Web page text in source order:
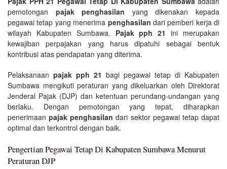
pemotongan pajak penghasilan yang dikenakan kepada
pegawai tetap yang menerima penghasilan dari pemberi kerja di
wilayah Kabupaten Sumbawa. Pajak pph 21 ini merupakan
kewajiban perpajakan yang harus dipatuhi sebagai bentuk
kontribusi atas pendapatan yang diterima.
Pelaksanaan pajak pph 21 bagi pegawai tetap di Kabupaten
Sumbawa mengikuti peraturan yang dikeluarkan oleh Direktorat
Jenderal Pajak (DJP) dan ketentuan perundang-undangan yang
berlaku. Dengan pemotongan yang tepat, diharapkan
penerimaanpajak penghasilan dari sektor pegawai tetap dapat
optimal dan terkontrol dengan baik.
Pengertian Pegawai Tetap Di Kabupaten Sumbawa Menurut
Peraturan DJP